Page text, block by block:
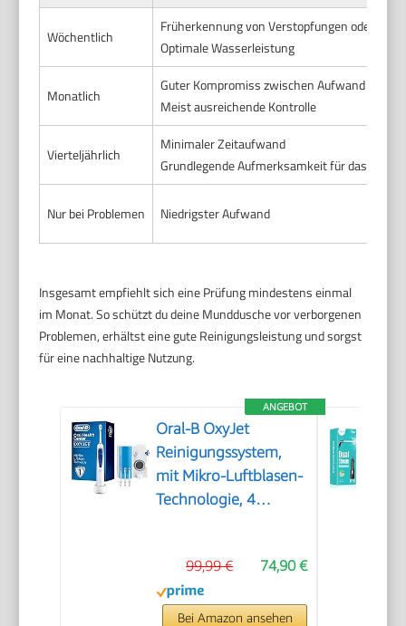
Wöchentlich
Früherkennung von Verstopfungen oder
Optimale Wasserleistung
Monatlich
Guter Kompromiss zwischen Aufwand und
Meist ausreichende Kontrolle
Vierteljährlich
Minimaler Zeitaufwand
Grundlegende Aufmerksamkeit für das Gerät
Nur bei Problemen Niedrigster Aufwand
Insgesamt empfiehlt sich eine Prüfung mindestens einmal
im Monat. So schützt du deine Munddusche vor verborgenen
Problemen, erhältst eine gute Reinigungsleistung und sorgst
für eine nachhaltige Nutzung.
ANGEBOT
Oral-B OxyJet
Reinigungssystem,
mit Mikro-Luftblasen-
Technologie, 4
74,90 €
99,99 €
Bei Amazon ansehen